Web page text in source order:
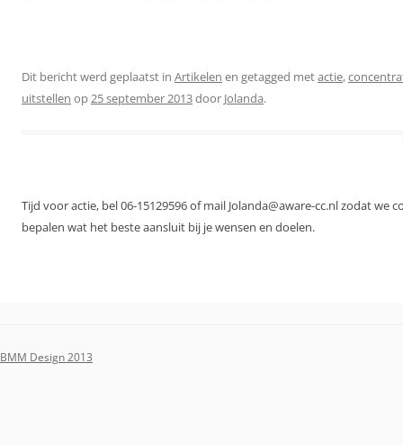
Dit bericht werd geplaatst in Artikelen en getagged metactie,
uitstellen op25 september 2013door Jolanda.
Tijd voor actie, bel 06-15129596 of mail Jolanda@aware-cc.nl zodat we
bepalen wat het beste aansluit bij je wensen en doelen.
BMM Design 2013